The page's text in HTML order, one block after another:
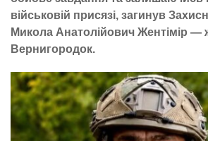
військовій присязі, загинув
Микола Анатолійович Жентімір —
Вернигородок.